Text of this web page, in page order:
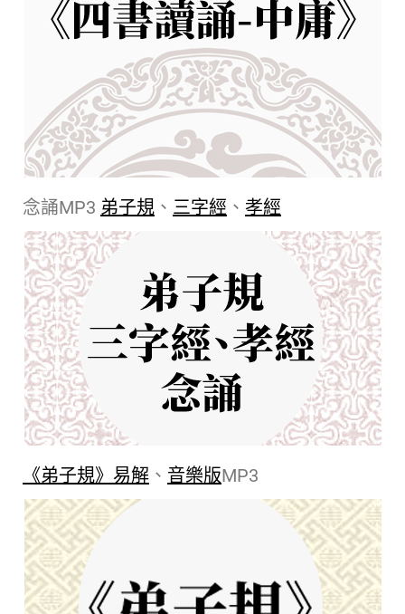
念誦MP3 弟子規 、 三字經 、 孝經
《弟子規》易解 、 音樂版MP3